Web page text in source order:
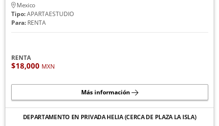
Mexico
Tipo:APARTAESTUDIO
Para:RENTA
RENTA
$18,000 MXN
Más información
DEPARTAMENTO EN PRIVADA HELIA (CERCA DE PLAZA LA ISLA)